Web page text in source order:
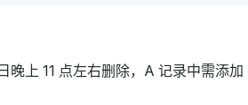
晚上 11 点左右删除，A 记录中需